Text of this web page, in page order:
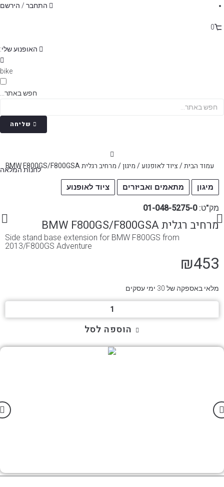
התחבר / הירשם
0
האופנוע שלי:
bike
חפש באתר...
שליחה
לחנות המלאה עמוד הבית/ציוד לאופנוע/מיגון/ מרחיב רגלית BMW F800GS/F800GSA
מיגון מתאמים ואביזרים ציוד לאופנוע
מק"ט:01-048-5275-0
מרחיב רגלית BMW F800GS/F800GSA
Side stand base extension for BMW F800GS from
2013/F800GS Adventure
₪453
מלאי באספקה של 30 ימי עסקים
של
הוספה לסל